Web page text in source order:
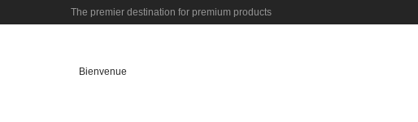
The premier destination for premium products
Bienvenue